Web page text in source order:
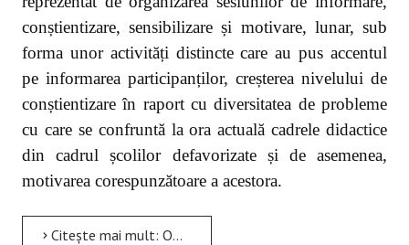
conștientizare, sensibilizare și motivare, lunar, sub
forma unor activități distincte care au pus accentul
pe informarea participanților, creșterea nivelului de
conștientizare în raport cu diversitatea de probleme
cu care se confruntă la ora actuală cadrele didactice
din cadrul școlilor defavorizate și de asemenea,
motivarea corespunzătoare a acestora.
Citește mai mult: Oportunitatea utilizării învățării prin joc în cazul elevilor din cadrul școlilor defavorizate